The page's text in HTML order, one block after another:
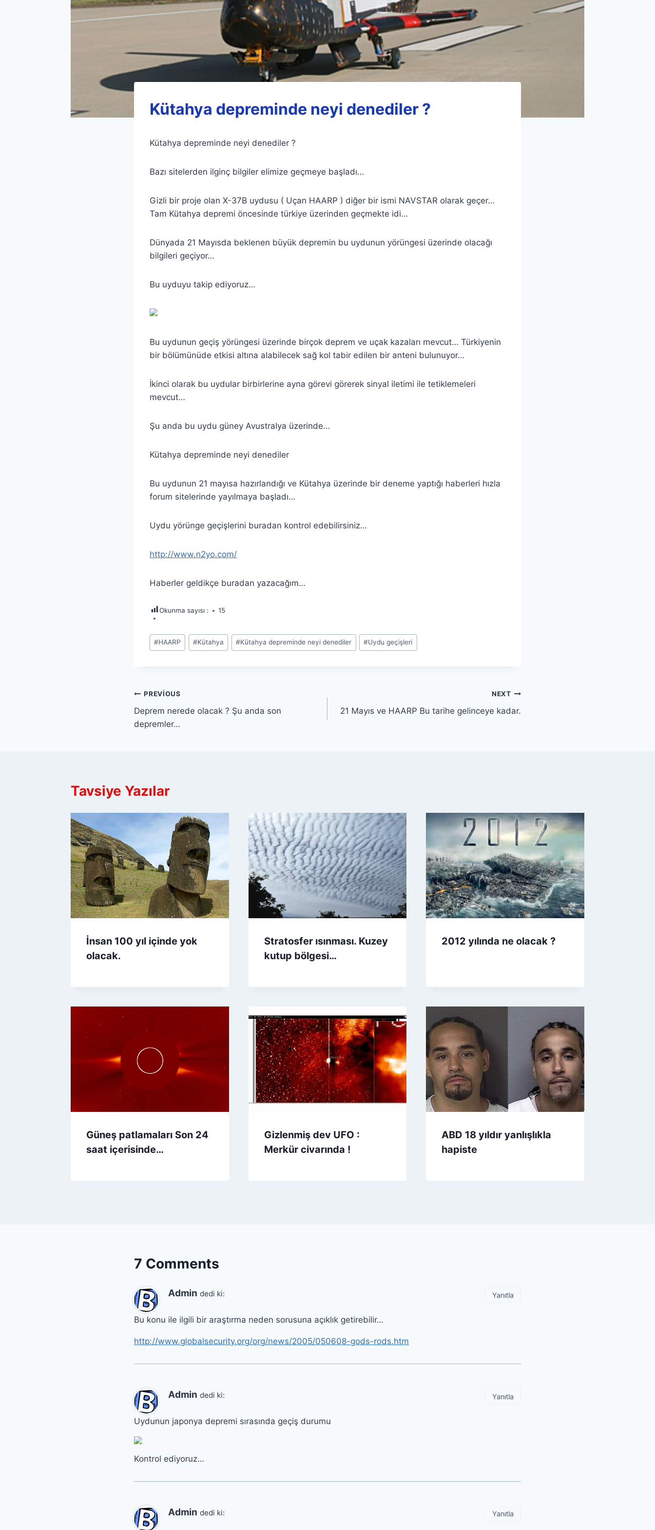
Kütahya depreminde neyi denediler ?
Kütahya depreminde neyi denediler ?
Bazı sitelerden ilginç bilgiler elimize geçmeye başladı…
Gizli bir proje olan X-37B uydusu ( Uçan HAARP ) diğer bir ismi NAVSTAR olarak geçer…
Tam Kütahya depremi öncesinde türkiye üzerinden geçmekte idi…
Dünyada 21 Mayısda beklenen büyük depremin bu uydunun yörüngesi üzerinde olacağı
bilgileri geçiyor…
Bu uyduyu takip ediyoruz…
Bu uydunun geçiş yörüngesi üzerinde birçok deprem ve uçak kazaları mevcut… Türkiyenin
bir bölümünüde etkisi altına alabilecek sağ kol tabir edilen bir anteni bulunuyor…
İkinci olarak bu uydular birbirlerine ayna görevi görerek sinyal iletimi ile tetiklemeleri
mevcut…
Şu anda bu uydu güney Avustralya üzerinde…
Kütahya depreminde neyi denediler
Bu uydunun 21 mayısa hazırlandığı ve Kütahya üzerinde bir deneme yaptığı haberleri hızla
forum sitelerinde yayılmaya başladı…
Uydu yörünge geçişlerini buradan kontrol edebilirsiniz…
http://www.n2yo.com/
Haberler geldikçe buradan yazacağım…
Okunma sayısı : 15
Post
Tags:
#HAARP #Kütahya #Kütahya depreminde neyi denediler #Uydu geçişleri
Yazı
gezinmesi
PREVIOUS
Deprem nerede olacak ? Şu anda son
depremler…
NEXT
21 Mayıs ve HAARP Bu tarihe gelinceye kadar.
Tavsiye Yazılar
İnsan 100 yıl içinde yok
olacak.
Stratosfer ısınması. Kuzey
kutup bölgesi…
2012 yılında ne olacak ?
Güneş patlamaları Son 24
saat içerisinde…
Gizlenmiş dev UFO :
Merkür civarında !
ABD 18 yıldır yanlışlıkla
hapiste
7 Comments
Admin dedi ki:
Bu konu ile ilgili bir araştırma neden sorusuna açıklık getirebilir…
http://www.globalsecurity.org/org/news/2005/050608-gods-rods.htm
Yanıtla
Admin dedi ki:
Uydunun japonya depremi sırasında geçiş durumu
Kontrol ediyoruz…
Yanıtla
Admin dedi ki: Yanıtla